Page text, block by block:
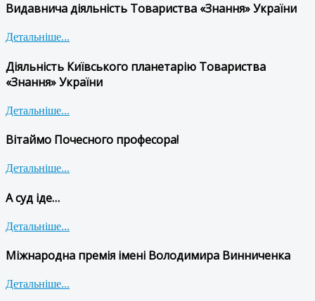
Видавнича діяльність Товариства «Знання» України
Детальніше...
Діяльність Київського планетарію Товариства
«Знання» України
Детальніше...
Вітаймо Почесного професора!
Детальніше...
А суд іде…
Детальніше...
Міжнародна премія імені Володимира Винниченка
Детальніше...